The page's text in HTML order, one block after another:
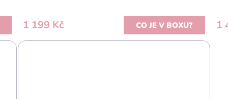
1 199 Kč CO JE V BOXU? 1